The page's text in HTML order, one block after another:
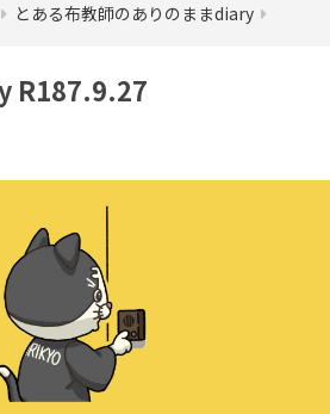
とある布教師のありのままdiary
R187.9.27